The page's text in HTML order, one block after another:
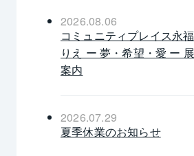
2026.08.06
コミュニティプレイス永
りえ ー 夢・希望・愛 ー
案内
2026.07.29
夏季休業のお知らせ